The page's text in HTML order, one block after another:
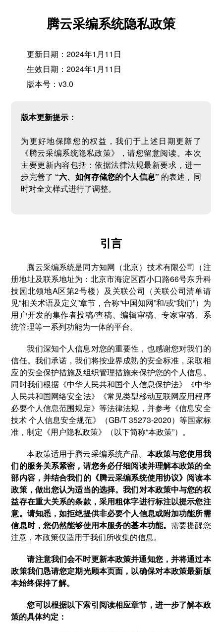
腾云采编系统隐私政策
更新日期：2024年1月11日
生效日期：2024年1月11日
版本号：v3.0
版本更新提示：
为更好地保障您的权益，我们于上述日期更新了
《腾云采编系统隐私政策》，请您留意阅读。本次
主要更新内容包括：依据法律法规最新要求，进一
步完善了 “六、如何存储您的个人信息” 的表述，同
时对全文样式进行了调整。
引言
腾云采编系统是同方知网（北京）技术有限公司（注
册地址及联系地址为：北京市海淀区西小口路66号东升科
技园北领地A区第2号楼）及关联公司（关联公司清单请
见“相关术语及定义”章节，合称“中国知网”和/或“我们”）为
用户开发的集作者投稿/查稿、编辑审稿、专家审稿、系
统管理等一系列功能为一体的平台。
我们深知个人信息对您的重要性，也感谢您对我们的
信任。我们承诺，我们将按业界成熟的安全标准，采取相
应的安全保护措施及组织管理措施来保护您的个人信息。
同时我们根据《中华人民共和国个人信息保护法》《中华
人民共和国网络安全法》《常见类型移动互联网应用程序
必要个人信息范围规定》等法律法规，并参考《信息安全
技术 个人信息安全规范》（GB/T 35273-2020）等国家标
准，制定《用户隐私政策》（以下简称“本政策”）。
本政策适用于腾云采编系统产品。 本政策与您使用我
们的服务关系紧密，请您务必仔细阅读并理解本政策的全
部内容，并结合我们的《腾云采编系统使用协议》阅读本
政策，做出您认为适当的选择。我们对本政策中与您的权
益存在重大关系的条款，采用粗体字进行标注以提示您注
意。请知悉，如拒绝提供非必要个人信息或附加功能所需
信息时，您仍然能够使用本服务的基本功能。 需要提醒您
注意，本政策仅适用于我们所收集的信息。
请注意我们会不时更新本政策并通知您，并将通过本
政策我们恳请您定期光顾本页面，以确保对本政策最新版
本始终保持了解。
您可以根据以下索引阅读相应章节，进一步了解本政
策的具体约定：